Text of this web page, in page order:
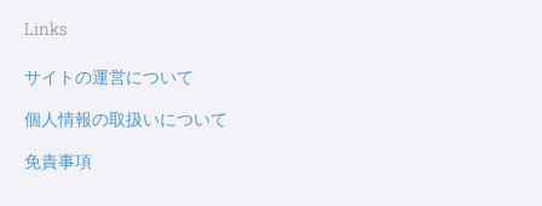
Links
サイトの運営について
個人情報の取扱いについて
免責事項